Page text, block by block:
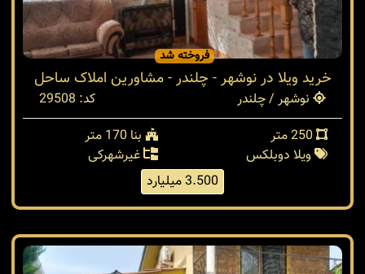
فروخته شد
خرید ویلا در نوشهر - چلندر - مشاورین املاک ساحل
نوشهر / چلندر
کد: 29508
بنا 170 متر
ویلا دوبلکس
غیرشهرکی
3.500 میلیارد